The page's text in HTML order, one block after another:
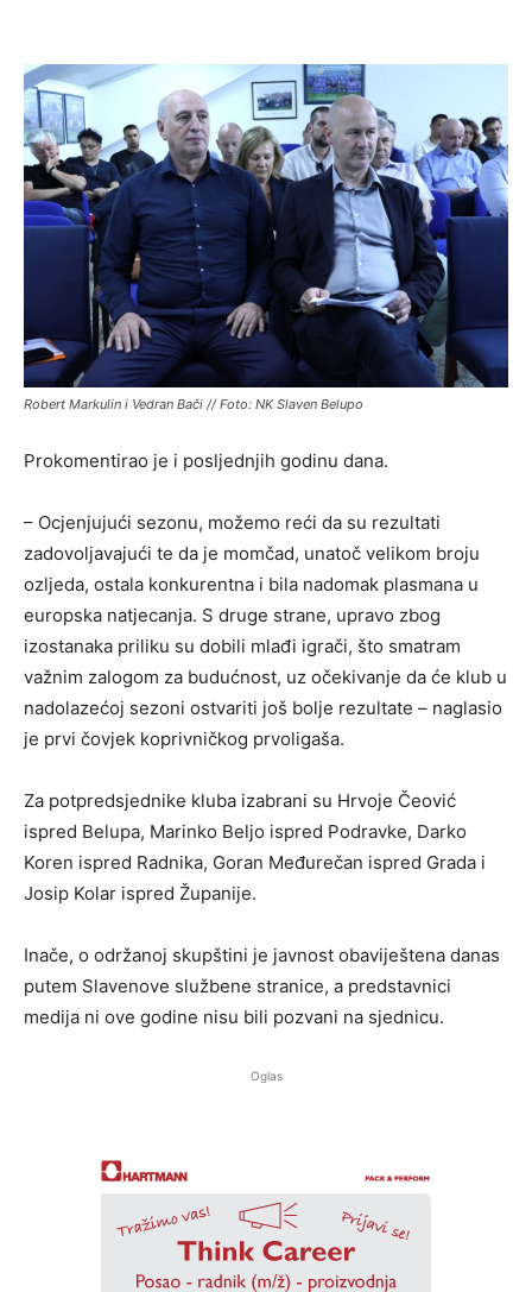
Robert Markulin i Vedran Bači // Foto: NK Slaven Belupo
Prokomentirao je i posljednjih godinu dana.
– Ocjenjujući sezonu, možemo reći da su rezultati
zadovoljavajući te da je momčad, unatoč velikom broju
ozljeda, ostala konkurentna i bila nadomak plasmana u
europska natjecanja. S druge strane, upravo zbog
izostanaka priliku su dobili mlađi igrači, što smatram
važnim zalogom za budućnost, uz očekivanje da će klub u
nadolazećoj sezoni ostvariti još bolje rezultate – naglasio
je prvi čovjek koprivničkog prvoligaša.
Za potpredsjednike kluba izabrani su Hrvoje Čeović
ispred Belupa, Marinko Beljo ispred Podravke, Darko
Koren ispred Radnika, Goran Međurečan ispred Grada i
Josip Kolar ispred Županije.
Inače, o održanoj skupštini je javnost obaviještena danas
putem Slavenove službene stranice, a predstavnici
medija ni ove godine nisu bili pozvani na sjednicu.
Oglas